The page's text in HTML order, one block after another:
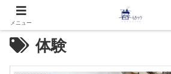
体験
メニュー